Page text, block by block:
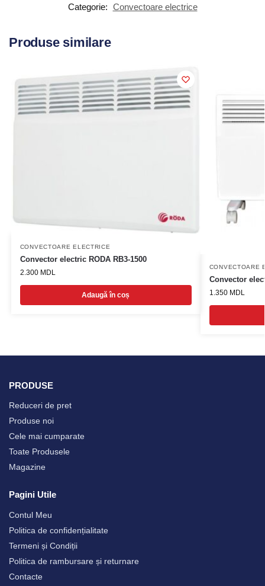
Categorie: Convectoare electrice
Produse similare
CONVECTOARE ELECTRICE
Convector electric RODA RB3-1500
2.300 MDL
Adaugă în coș
CONVECTOARE
Convector
1.350 MDL
PRODUSE
Reduceri de pret
Produse noi
Cele mai cumparate
Toate Produsele
Magazine
Pagini Utile
Contul Meu
Politica de confidențialitate
Termeni și Condiții
Politica de rambursare și returnare
Contacte